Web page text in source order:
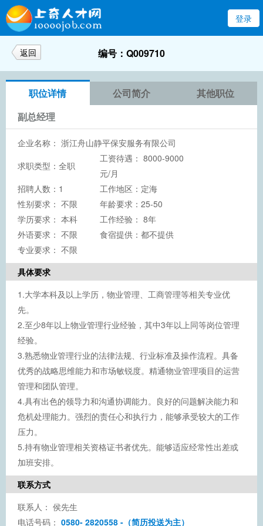
登录
返回 编号：Q009710
职位详情 公司简介
其他职位
副总经理
企业名称： 浙江舟山静平保安服务有限公司
求职类型：全职
工资待遇： 8000-9000
元/月
招聘人数：1
工作地区：定海
性别要求： 不限
年龄要求：25-50
学历要求： 本科
工作经验： 8年
外语要求： 不限
食宿提供：都不提供
专业要求： 不限
具体要求
1.大学本科及以上学历，物业管理、工商管理等相关专业优
先。
2.至少8年以上物业管理行业经验，其中3年以上同等岗位管理
经验。
3.熟悉物业管理行业的法律法规、行业标准及操作流程。具备
优秀的战略思维能力和市场敏锐度。精通物业管理项目的运营
管理和团队管理。
4.具有出色的领导力和沟通协调能力。良好的问题解决能力和
危机处理能力。强烈的责任心和执行力，能够承受较大的工作
压力。
5.持有物业管理相关资格证书者优先。能够适应经常性出差或
加班安排。
联系方式
联系人： 侯先生
电话号码： 0580- 2820558 -（简历投送为主）